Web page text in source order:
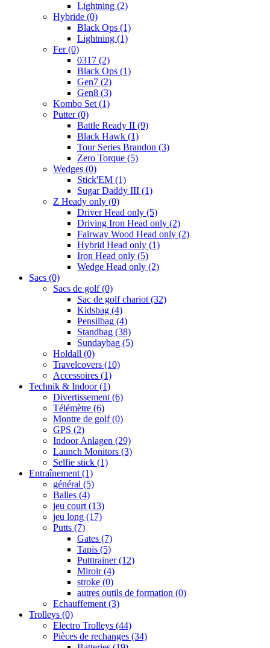
Lightning (2)
Hybride (0)
Black Ops (1)
Lightning (1)
Fer(0)
0317 (2)
Black Ops (1)
Gen7 (2)
Gen8 (3)
Kombo Set (1)
Putter(0)
Battle Ready II (9)
Black Hawk (1)
Tour Series Brandon (3)
Zero Torque (5)
Wedges (0)
Stick'EM (1)
Sugar Daddy III (1)
Z Heady only (0)
Driver Head only (5)
Driving Iron Head only (2)
Fairway Wood Head only (2)
Hybrid Head only (1)
Iron Head only (5)
Wedge Head only (2)
Sacs (0)
Sacs de golf(0)
Sac de golf chariot (32)
Kidsbag (4)
Pensilbag (4)
Standbag (38)
Sundaybag (5)
Holdall (0)
Travelcovers (10)
Accessoires (1)
Technik & Indoor(1)
Divertissement (6)
Télémètre (6)
Montre de golf(0)
GPS (2)
Indoor Anlagen (29)
Launch Monitors (3)
Selfie stick (1)
Entraînement (1)
général (5)
Balles (4)
jeu court (13)
jeu long (17)
Putts (7)
Gates (7)
Tapis (5)
Putttrainer(12)
Miroir(4)
stroke (0)
autres outils de formation (0)
Echauffement (3)
Trolleys (0)
Electro Trolleys (44)
Pièces de rechanges (34)